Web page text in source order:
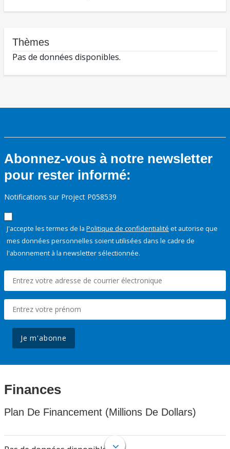
Thèmes
Pas de données disponibles.
Abonnez-vous à notre newsletter
pour rester informé:
Notifications sur Project P058539
J'accepte les termes de la Politique de confidentialité et autorise que
mes données personnelles soient utilisées dans le cadre de
l'abonnement à la newsletter sélectionnée.
Je m'abonne
Finances
Plan De Financement (Millions De Dollars)